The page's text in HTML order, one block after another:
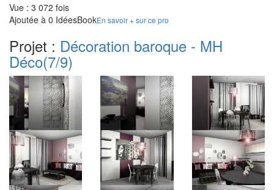
Vue : 3 072 fois
Ajoutée à 0 IdéesBookEn savoir + sur ce pro
Projet : Décoration baroque - MH
Déco(7/9)